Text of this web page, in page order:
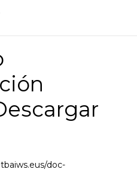
doc-